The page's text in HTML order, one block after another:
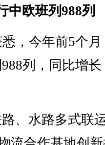
中欧班列988列
，今年前5个月
列，同比增长
水路多式联